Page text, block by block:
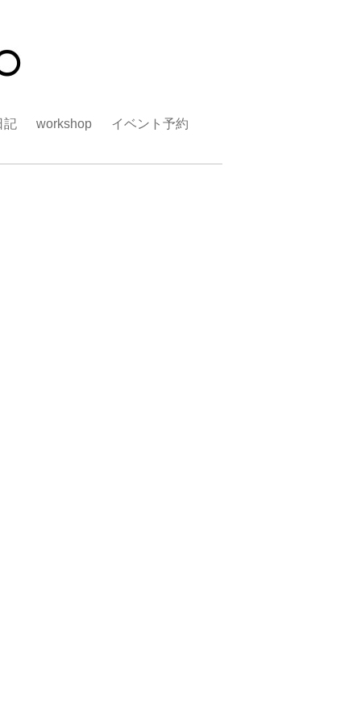
記 workshop イベント予約